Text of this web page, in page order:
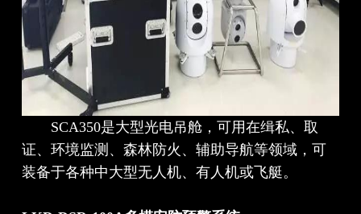
SCA350是大型光电吊舱，可用在缉私、取
证、环境监测、森林防火、辅助导航等领域，可
装备于各种中大型无人机、有人机或飞艇。